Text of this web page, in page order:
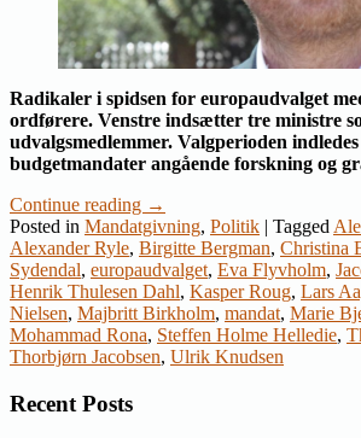
Radikaler i spidsen for europaudvalget
ordførere. Venstre indsætter tre ministre
udvalgsmedlemmer. Valgperioden
budgetmandater angående forskning og
Continue reading →
Posted in Mandatgivning, Politik | Tagged
Alexander Ryle, Birgitte Bergman, Christina
Sydendal, europaudvalget, Eva Flyvholm,
Henrik Thulesen Dahl, Kasper Roug, Lars
Nielsen, Majbritt Birkholm, mandat, Marie
Mohammad Rona, Steffen Holme Helledie,
Thorbjørn Jacobsen, Ulrik Knudsen
Recent Posts